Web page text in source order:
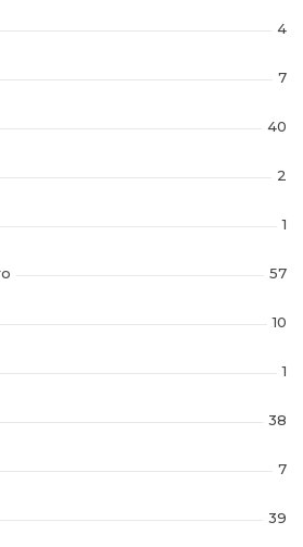
4
7
40
2
1
57
10
1
38
7
39